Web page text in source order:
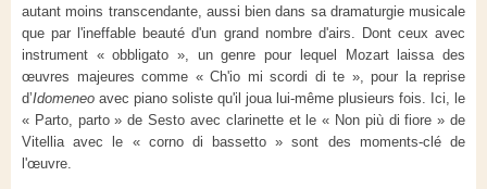
autant moins transcendante, aussi bien dans sa dramaturgie musicale
que par l'ineffable beauté d'un grand nombre d'airs. Dont ceux avec
instrument « obbligato », un genre pour lequel Mozart laissa des
œuvres majeures comme « Ch'io mi scordi di te », pour la reprise
d’Idomeneo avec piano soliste qu'il joua lui-même plusieurs fois. Ici, le
« Parto, parto » de Sesto avec clarinette et le « Non più di fiore » de
Vitellia avec le « corno di bassetto » sont des moments-clé de
l'œuvre.